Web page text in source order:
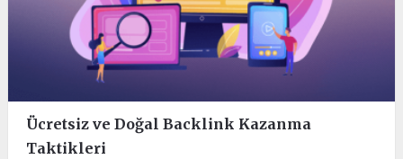
Ücretsiz ve Doğal Backlink Kazanma
Taktikleri